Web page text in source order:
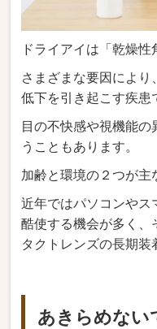
ドライアイは「乾燥性
さまざまな要因によ
低下を引き起こす疾患
目の不快感や視機能
うこともあります。
加齢と環境の２つが主
近年ではパソコンやス
酷使する機会が多く、
タクトレンズの長期装
あきらめない